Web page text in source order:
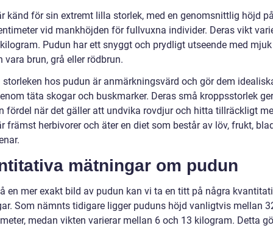
känd för sin extremt lilla storlek, med en genomsnittlig höjd
vid mankhöjden för fullvuxna individer. Deras vikt
Pudun har ett snyggt och prydligt utseende med
vara brun, grå eller rödbrun.
storleken hos pudun är anmärkningsvärd och gör dem
täta skogar och buskmarker. Deras små kroppsstorlek
fördel när det gäller att undvika rovdjur och hitta tillräckligt
främst herbivorer och äter en diet som består av löv, frukt,
mätningar om pudun
en mer exakt bild av pudun kan vi ta en titt på några
Som nämnts tidigare ligger puduns höjd vanligtvis mellan
medan vikten varierar mellan 6 och 13 kilogram. Detta